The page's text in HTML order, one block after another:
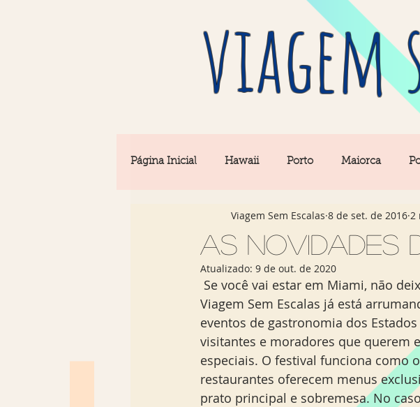
viagem
Página Inicial Hawaii Porto Maiorca
Seul Equipe News
Rio & São Paulo Portugal Central
Los Angeles Madrid Miami Orlando
Sul Brasil
As novidades
Viagem Sem Escalas 8 de set. de 2016 2
Atualizado: 9 de out. de 2020
Viagem Sem Escalas já está
eventos de gastronomia dos
visitantes e moradores que querem
especiais. O festival funciona como
restaurantes oferecem menus
prato principal e sobremesa. No